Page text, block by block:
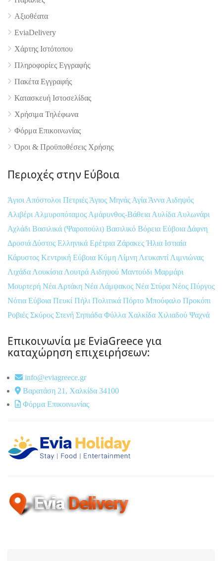
Αξιοθέατα
EviaDelivery
Χάρτης Ιστότοπου
Πληροφορίες Εγγραφής
Πακέτα Εγγραφής
Κατασκευή Ιστοσελίδας
Χρήσιμα Τηλέφωνα
Φόρμα Επικοινωνίας
Όροι & Προϋποθέσεις Xρήσης
Περιοχές στην Εύβοια
Άγιοι Απόστολοι Πετριές Άγιος Μηνάς Αγία Άννα Αιδηψός
Αλιβέρι Αλμυροπόταμος Αμάρυνθος-Βάθεια Αυλίδα Αυλωνάρι
Αχλάδι Βασιλικά (Ψαροπούλι) Βασιλικό Βόρεια Εύβοια Δάφνη
Δροσιά Δύστος Ελληνικά Ερέτρια ΖάρακεςΉλια Ιστιαία
Κάρυστος Κεντρική Εύβοια Κύμη Λίμνη Λευκαντί Λιμνιώνας
Λιχάδα Λουκίσια Λουτρά Αιδηψού Μαντούδι Μαρμάρι
Μουρτερή Νέα Αρτάκη Νέα Λάμψακος Νέα Στύρα Νέος Πύργος
Νότια Εύβοια Πευκί Πήλι Πολιτικά Πόρτο Μπούφαλο Προκόπι
Ροβιές Σκύρος Στενή Σηπιάδα Φύλλα Χαλκίδα Χιλιαδού Ψαχνά
Επικοινωνία με EviaGreece για
καταχώρηση επιχειρήσεων:
info@eviagreece.gr
Βαρατάση 21, Χαλκίδα 34100
Φόρμα Επικοινωνίας